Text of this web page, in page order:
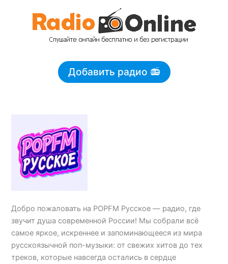
содержимому
Добавить радио 📻
Добро пожаловать на POPFM Русское — радио, где
звучит душа современной России! Мы собрали всё
самое яркое, искреннее и запоминающееся из мира
русскоязычной поп-музыки: от свежих хитов до тех
треков, которые навсегда остались в сердце